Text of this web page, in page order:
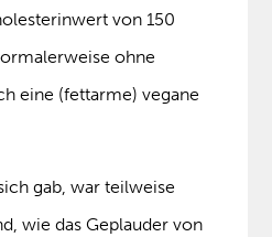
von 150
ohne
eine (fettarme) vegane
gab, war teilweise
wie das Geplauder von